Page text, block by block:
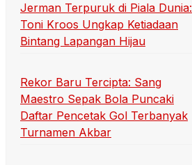
Jerman Terpuruk di Piala Dunia:
Toni Kroos Ungkap Ketiadaan
Bintang Lapangan Hijau
Rekor Baru Tercipta: Sang
Maestro Sepak Bola Puncaki
Daftar Pencetak Gol Terbanyak
Turnamen Akbar